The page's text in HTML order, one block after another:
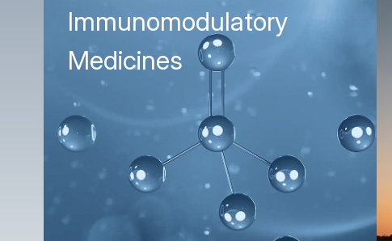
Immunomodulatory
Medicines